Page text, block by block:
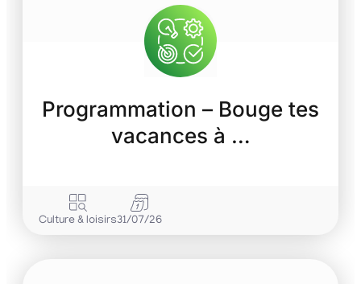
Programmation – Bouge tes
vacances à …
Culture & loisirs31/07/26